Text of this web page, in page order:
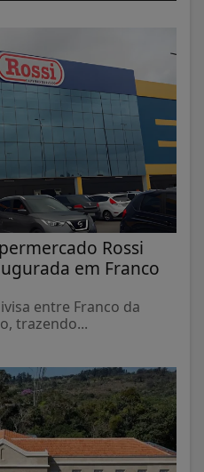
Rossi
em Franco
entre Franco da
trazendo...